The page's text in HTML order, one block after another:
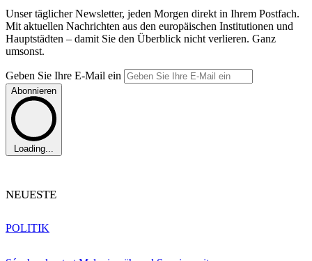
Unser täglicher Newsletter, jeden Morgen direkt in Ihrem Postfach.
Mit aktuellen Nachrichten aus den europäischen Institutionen und
Hauptstädten – damit Sie den Überblick nicht verlieren. Ganz
umsonst.
Geben Sie Ihre E-Mail ein
Abonnieren
Loading...
NEUESTE
POLITIK